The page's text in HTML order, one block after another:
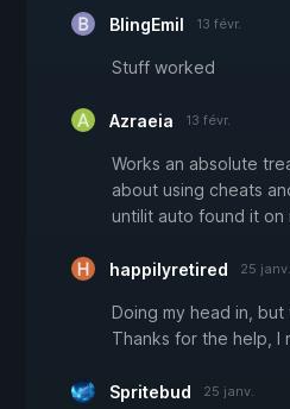
BlingEmil 13 févr.
Stuff worked
Azraeia 13 févr.
Works an absolute
about using cheats
untilit auto found it on
happilyretired 25 janv.
Doing my head in,
Thanks for the help, I
Spritebud 25 janv.